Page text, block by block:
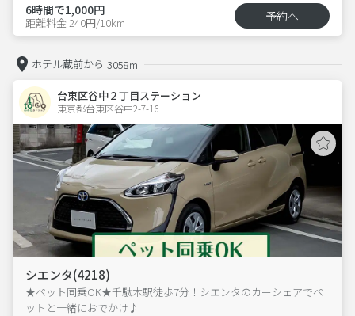
6時間で1,000円
距離料金 240円/10km 予約へ
ホテル蔵前から 3058m
台東区谷中２丁目ステーション
東京都台東区谷中2-7-16
シエンタ(4218)
★ペット同乗OK★千駄木駅徒歩7分！シエンタのカーシェアでペ
ットと一緒におでかけ♪